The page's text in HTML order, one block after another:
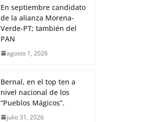
En septiembre candidato
de la alianza Morena-
Verde-PT; también del
PAN
agosto 1, 2026
Bernal, en el top ten a
nivel nacional de los
“Pueblos Mágicos”.
julio 31, 2026